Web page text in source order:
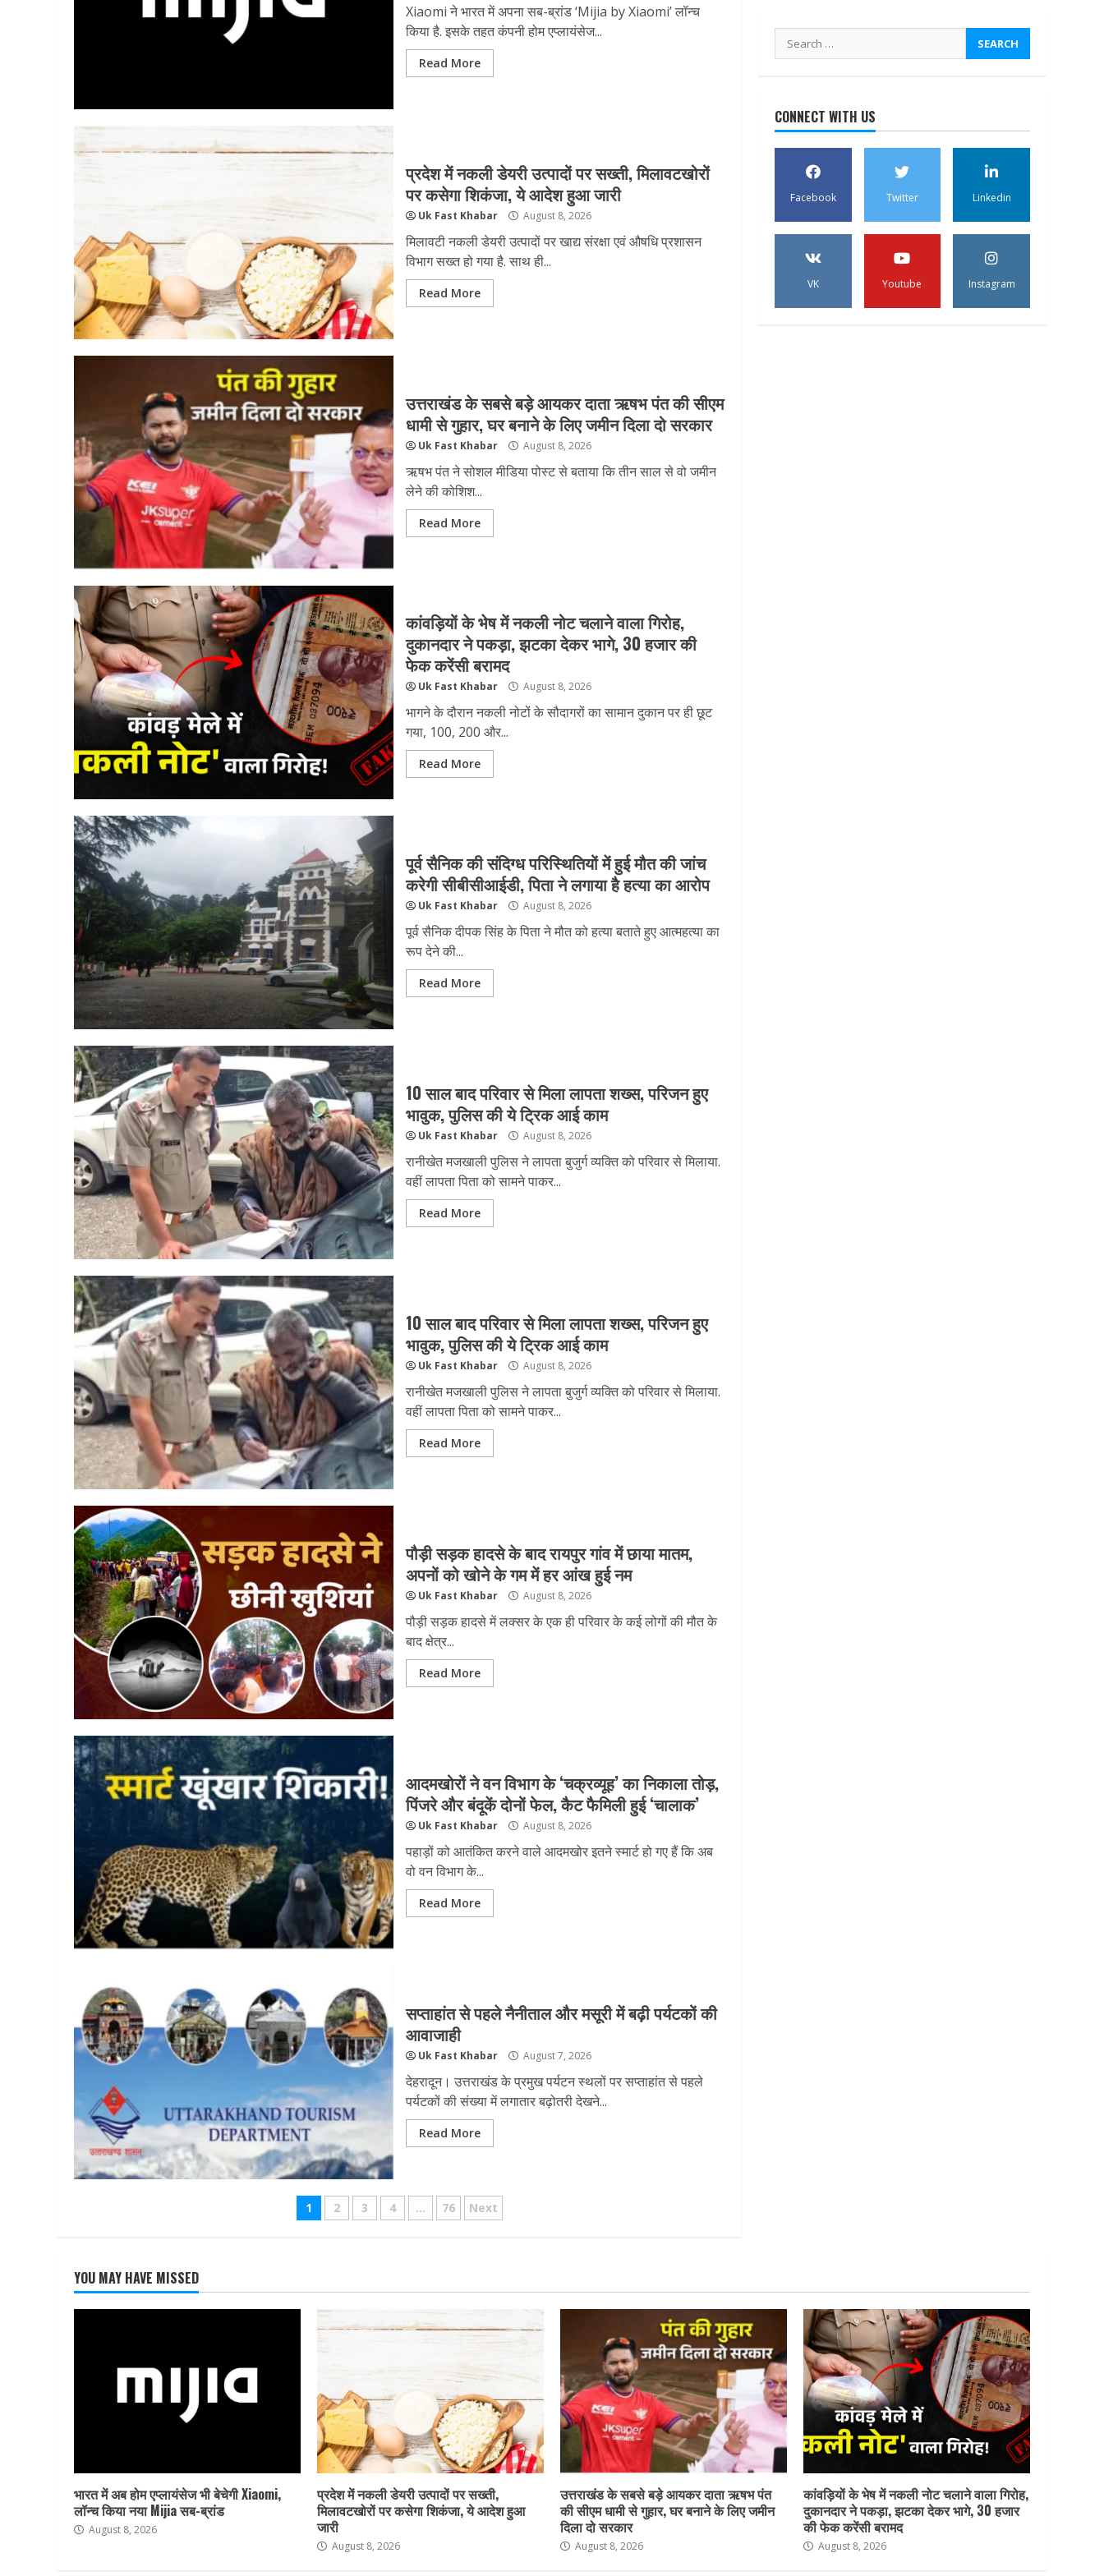
Xiaomi ने भारत में अपना सब-ब्रांड ‘Mijia by Xiaomi’ लॉन्च
किया है. इसके तहत कंपनी होम एप्लायंसेज...
Read More
प्रदेश में नकली डेयरी उत्पादों पर सख्ती, मिलावटखोरों
पर कसेगा शिकंजा, ये आदेश हुआ जारी
Uk Fast Khabar August 8, 2026
मिलावटी नकली डेयरी उत्पादों पर खाद्य संरक्षा एवं औषधि प्रशासन
विभाग सख्त हो गया है. साथ ही...
Read More
उत्तराखंड के सबसे बड़े आयकर दाता ऋषभ पंत की सीएम
धामी से गुहार, घर बनाने के लिए जमीन दिला दो सरकार
Uk Fast Khabar August 8, 2026
ऋषभ पंत ने सोशल मीडिया पोस्ट से बताया कि तीन साल से वो जमीन
लेने की कोशिश...
Read More
कांवड़ियों के भेष में नकली नोट चलाने वाला गिरोह,
दुकानदार ने पकड़ा, झटका देकर भागे, 30 हजार की
फेक करेंसी बरामद
Uk Fast Khabar August 8, 2026
भागने के दौरान नकली नोटों के सौदागरों का सामान दुकान पर ही छूट
गया, 100, 200 और...
Read More
पूर्व सैनिक की संदिग्ध परिस्थितियों में हुई मौत की जांच
करेगी सीबीसीआईडी, पिता ने लगाया है हत्या का आरोप
Uk Fast Khabar August 8, 2026
पूर्व सैनिक दीपक सिंह के पिता ने मौत को हत्या बताते हुए आत्महत्या का
रूप देने की...
Read More
10 साल बाद परिवार से मिला लापता शख्स, परिजन हुए
भावुक, पुलिस की ये ट्रिक आई काम
Uk Fast Khabar August 8, 2026
रानीखेत मजखाली पुलिस ने लापता बुजुर्ग व्यक्ति को परिवार से मिलाया.
वहीं लापता पिता को सामने पाकर...
Read More
10 साल बाद परिवार से मिला लापता शख्स, परिजन हुए
भावुक, पुलिस की ये ट्रिक आई काम
Uk Fast Khabar August 8, 2026
रानीखेत मजखाली पुलिस ने लापता बुजुर्ग व्यक्ति को परिवार से मिलाया.
वहीं लापता पिता को सामने पाकर...
Read More
पौड़ी सड़क हादसे के बाद रायपुर गांव में छाया मातम,
अपनों को खोने के गम में हर आंख हुई नम
Uk Fast Khabar August 8, 2026
पौड़ी सड़क हादसे में लक्सर के एक ही परिवार के कई लोगों की मौत के
बाद क्षेत्र...
Read More
आदमखोरों ने वन विभाग के ‘चक्रव्यूह’ का निकाला तोड़,
पिंजरे और बंदूकें दोनों फेल, कैट फैमिली हुई ‘चालाक’
Uk Fast Khabar August 8, 2026
पहाड़ों को आतंकित करने वाले आदमखोर इतने स्मार्ट हो गए हैं कि अब
वो वन विभाग के...
Read More
सप्ताहांत से पहले नैनीताल और मसूरी में बढ़ी पर्यटकों की
आवाजाही
Uk Fast Khabar August 7, 2026
देहरादून। उत्तराखंड के प्रमुख पर्यटन स्थलों पर सप्ताहांत से पहले
पर्यटकों की संख्या में लगातार बढ़ोतरी देखने...
Read More
Posts
1 2 3 4 … 76 Next
Search
for:
CONNECT WITH US
Facebook Twitter Linkedin
VK Youtube Instagram
YOU MAY HAVE MISSED
भारत में अब होम एप्लायंसेज भी बेचेगी Xiaomi,
लॉन्च किया नया Mijia सब-ब्रांड
August 8, 2026
प्रदेश में नकली डेयरी उत्पादों पर सख्ती,
मिलावटखोरों पर कसेगा शिकंजा, ये आदेश हुआ
जारी
August 8, 2026
उत्तराखंड के सबसे बड़े आयकर दाता ऋषभ पंत
की सीएम धामी से गुहार, घर बनाने के लिए जमीन
दिला दो सरकार
August 8, 2026
कांवड़ियों के भेष में नकली नोट चलाने वाला गिरोह,
दुकानदार ने पकड़ा, झटका देकर भागे, 30 हजार
की फेक करेंसी बरामद
August 8, 2026